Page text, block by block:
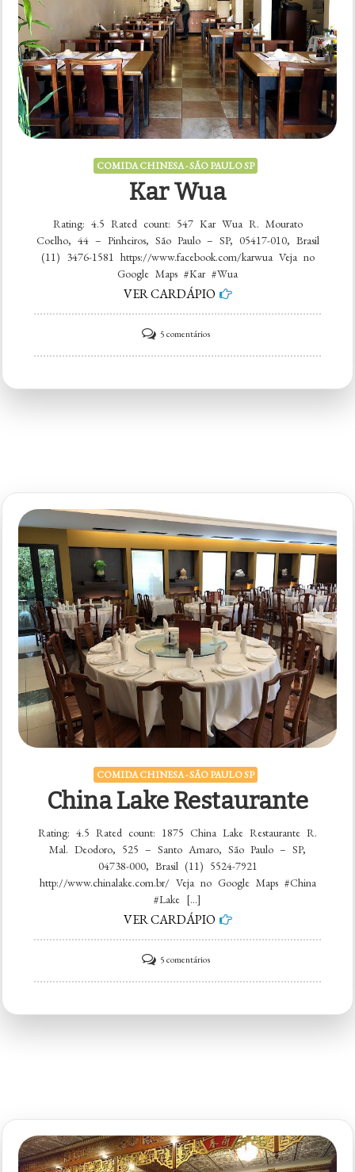
COMIDA CHINESA - SÃO PAULO SP
Kar Wua
Rating: 4.5 Rated count: 547 Kar Wua R. Mourato
Coelho, 44 – Pinheiros, São Paulo – SP, 05417-010, Brasil
(11) 3476-1581 https://www.facebook.com/karwua Veja no
Google Maps #Kar #Wua
VER CARDÁPIO
5 comentáriosem
Kar
COMIDA CHINESA - SÃO PAULO SP
China Lake Restaurante
Rating: 4.5 Rated count: 1875 China Lake Restaurante R.
Mal. Deodoro, 525 – Santo Amaro, São Paulo – SP,
04738-000, Brasil (11) 5524-7921
http://www.chinalake.com.br/ Veja no Google Maps #China
#Lake […]
VER CARDÁPIO
5 comentáriosem
China